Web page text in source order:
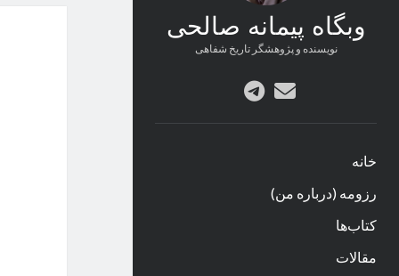
وبگاه پیمانه صالحی
نویسنده و پژوهشگر تاریخ شفاهی
پستtelegram
خانه
رزومه (درباره من)
کتاب‌ها
مقالات